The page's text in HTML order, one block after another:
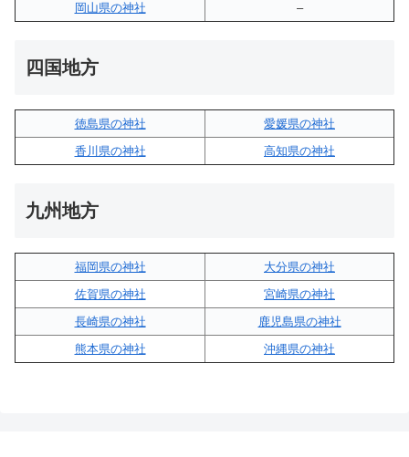
岡山県の神社
–
四国地方
徳島県の神社
愛媛県の神社
香川県の神社
高知県の神社
九州地方
福岡県の神社
大分県の神社
佐賀県の神社
宮崎県の神社
長崎県の神社
鹿児島県の神社
熊本県の神社
沖縄県の神社